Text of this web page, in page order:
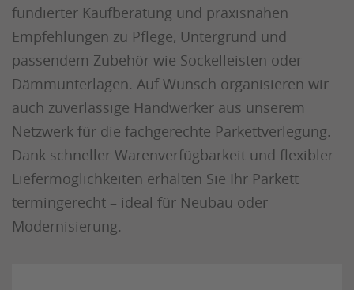
fundierter Kaufberatung und praxisnahen
Empfehlungen zu Pflege, Untergrund und
passendem Zubehör wie Sockelleisten oder
Dämmunterlagen. Auf Wunsch organisieren wir
auch zuverlässige Handwerker aus unserem
Netzwerk für die fachgerechte Parkettverlegung.
Dank schneller Warenverfügbarkeit und flexibler
Liefermöglichkeiten erhalten Sie Ihr Parkett
termingerecht – ideal für Neubau oder
Modernisierung.